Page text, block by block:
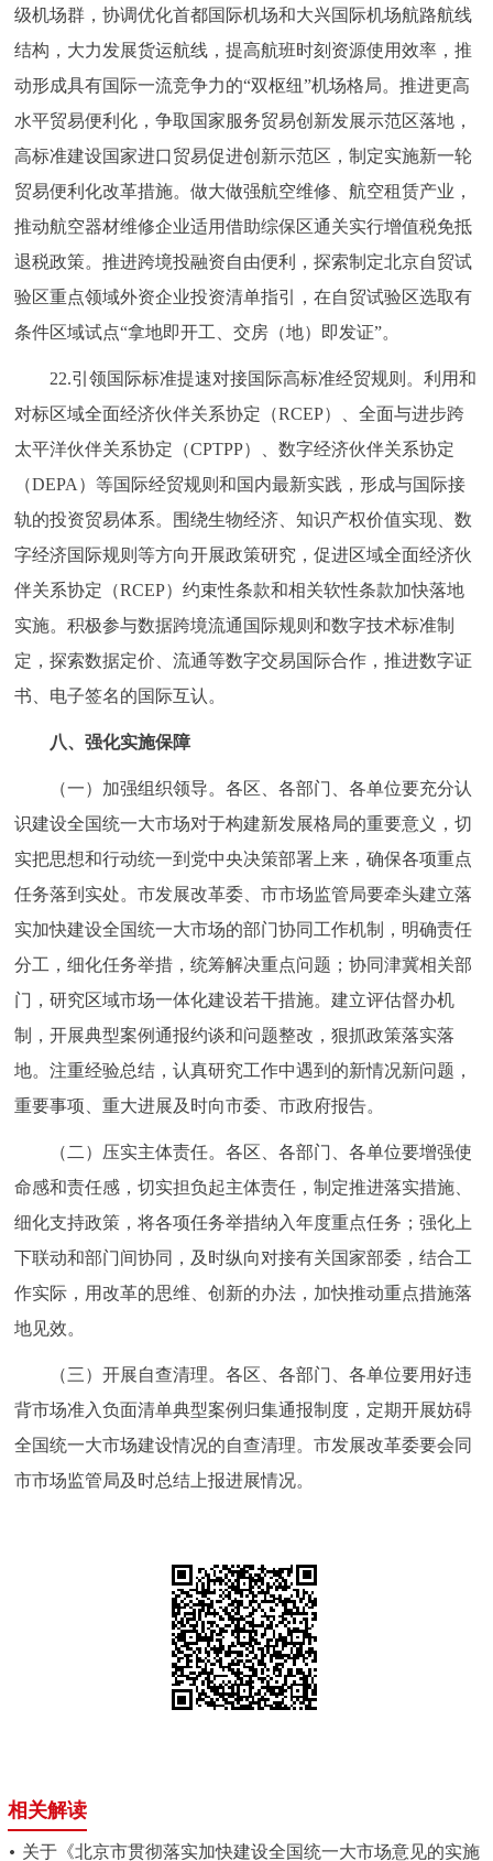
级机场群，协调优化首都国际机场和大兴国际机场航路航线
结构，大力发展货运航线，提高航班时刻资源使用效率，推
动形成具有国际一流竞争力的“双枢纽”机场格局。推进更高
水平贸易便利化，争取国家服务贸易创新发展示范区落地，
高标准建设国家进口贸易促进创新示范区，制定实施新一轮
贸易便利化改革措施。做大做强航空维修、航空租赁产业，
推动航空器材维修企业适用借助综保区通关实行增值税免抵
退税政策。推进跨境投融资自由便利，探索制定北京自贸试
验区重点领域外资企业投资清单指引，在自贸试验区选取有
条件区域试点“拿地即开工、交房（地）即发证”。
22.引领国际标准提速对接国际高标准经贸规则。利用和
对标区域全面经济伙伴关系协定（RCEP）、全面与进步跨
太平洋伙伴关系协定（CPTPP）、数字经济伙伴关系协定
（DEPA）等国际经贸规则和国内最新实践，形成与国际接
轨的投资贸易体系。围绕生物经济、知识产权价值实现、数
字经济国际规则等方向开展政策研究，促进区域全面经济伙
伴关系协定（RCEP）约束性条款和相关软性条款加快落地
实施。积极参与数据跨境流通国际规则和数字技术标准制
定，探索数据定价、流通等数字交易国际合作，推进数字证
书、电子签名的国际互认。
八、强化实施保障
（一）加强组织领导。各区、各部门、各单位要充分认
识建设全国统一大市场对于构建新发展格局的重要意义，切
实把思想和行动统一到党中央决策部署上来，确保各项重点
任务落到实处。市发展改革委、市市场监管局要牵头建立落
实加快建设全国统一大市场的部门协同工作机制，明确责任
分工，细化任务举措，统筹解决重点问题；协同津冀相关部
门，研究区域市场一体化建设若干措施。建立评估督办机
制，开展典型案例通报约谈和问题整改，狠抓政策落实落
地。注重经验总结，认真研究工作中遇到的新情况新问题，
重要事项、重大进展及时向市委、市政府报告。
（二）压实主体责任。各区、各部门、各单位要增强使
命感和责任感，切实担负起主体责任，制定推进落实措施、
细化支持政策，将各项任务举措纳入年度重点任务；强化上
下联动和部门间协同，及时纵向对接有关国家部委，结合工
作实际，用改革的思维、创新的办法，加快推动重点措施落
地见效。
（三）开展自查清理。各区、各部门、各单位要用好违
背市场准入负面清单典型案例归集通报制度，定期开展妨碍
全国统一大市场建设情况的自查清理。市发展改革委要会同
市市场监管局及时总结上报进展情况。
相关解读
关于《北京市贯彻落实加快建设全国统一大市场意见的实施